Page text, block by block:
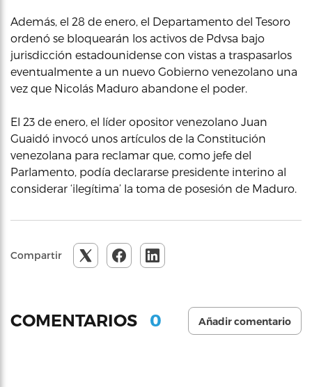
Además, el 28 de enero, el Departamento del Tesoro
ordenó se bloquearán los activos de Pdvsa bajo
jurisdicción estadounidense con vistas a traspasarlos
eventualmente a un nuevo Gobierno venezolano una
vez que Nicolás Maduro abandone el poder.
El 23 de enero, el líder opositor venezolano Juan
Guaidó invocó unos artículos de la Constitución
venezolana para reclamar que, como jefe del
Parlamento, podía declararse presidente interino al
considerar ‘ilegítima’ la toma de posesión de Maduro.
Compartir
COMENTARIOS 0 Añadir comentario